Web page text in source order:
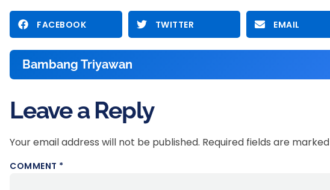
FACEBOOK TWITTER EMAIL
Bambang Triyawan
Leave a Reply
Your email address will not be published. Required fields are marked
COMMENT *